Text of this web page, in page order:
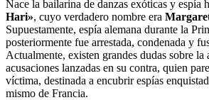
Nace la bailarina de danzas exóticas y espía
Hari», cuyo verdadero nombre era
Supuestamente, espía alemana durante la
posteriormente fue arrestada, condenada y
Actualmente, existen grandes dudas sobre la
acusaciones lanzadas en su contra, quien
víctima, destinada a encubrir espías
mismo de Francia.